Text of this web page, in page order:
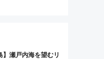
】瀬戸内海を望むリ